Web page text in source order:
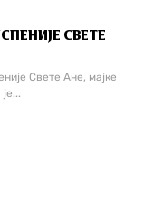
СВЕТЕ
Свете Ане, мајке